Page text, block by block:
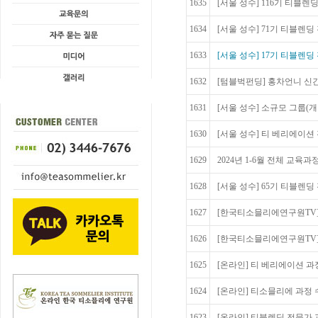
1635 [서울 성수] 116기 티블렌
1634 [서울 성수] 71기 티블렌딩
1633 [서울 성수] 17기 티블렌
1632 [텀블벅펀딩] 홍차언니 신
1631 [서울 성수] 소규모 그룹(
1630 [서울 성수] 티 베리에이션
1629 2024년 1-6월 전체 교육과
1628 [서울 성수] 65기 티블렌딩
1627 [한국티소믈리에연구원
1626 [한국티소믈리에연구원
1625 [온라인] 티 베리에이션
1624 [온라인] 티소믈리에 과정